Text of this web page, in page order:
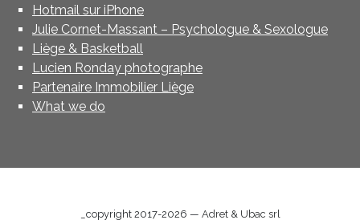
Hotmail sur iPhone
Julie Cornet-Massant – Psychologue & Sexologue
Liège & Basketball
Lucien Ronday photographe
Partenaire Immobilier Liège
What we do
_copyright 2017-2026 — Adret & Ubac srl